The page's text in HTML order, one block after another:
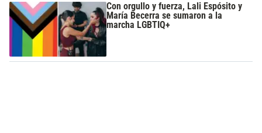
Con orgullo y fuerza, Lali Espósito y
María Becerra se sumaron a la
marcha LGBTIQ+